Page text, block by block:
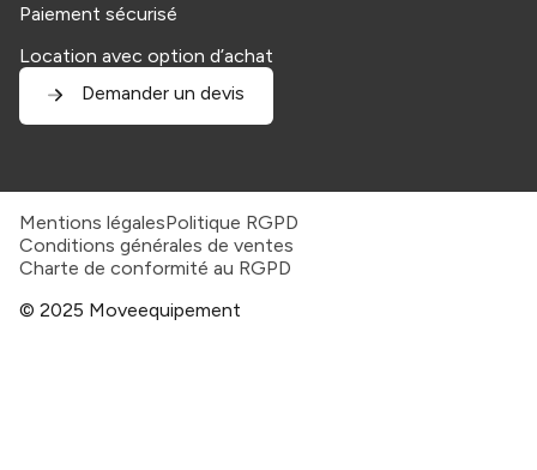
Paiement sécurisé
Location avec option d’achat
Demander un devis
Mentions légalesPolitique RGPD
Conditions générales de ventes
Charte de conformité au RGPD
© 2025 Moveequipement